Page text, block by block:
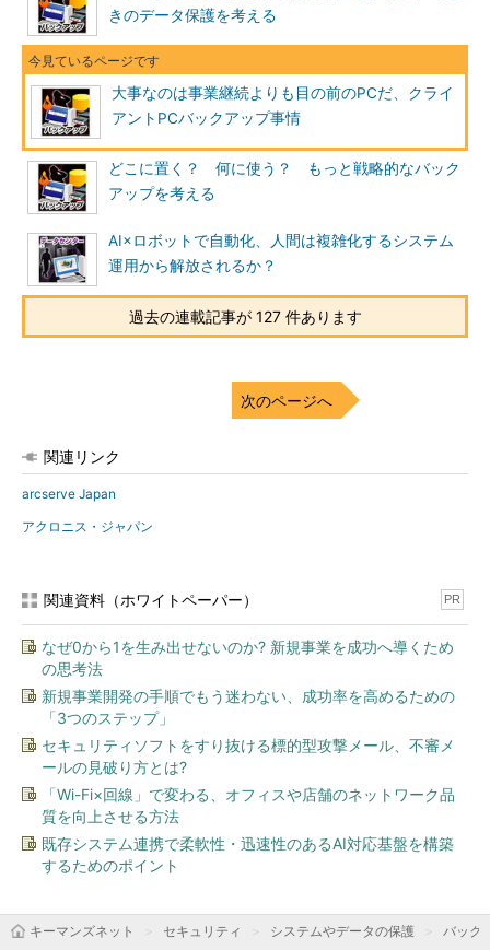
きのデータ保護を考える
大事なのは事業継続よりも目の前のPCだ、クライ
アントPCバックアップ事情
どこに置く？ 何に使う？ もっと戦略的なバック
アップを考える
AI×ロボットで自動化、人間は複雑化するシステム
運用から解放されるか？
過去の連載記事が 127 件あります
次のページへ
関連リンク
arcserve Japan
アクロニス・ジャパン
関連資料（ホワイトペーパー） PR
なぜ0から1を生み出せないのか? 新規事業を成功へ導くため
の思考法
新規事業開発の手順でもう迷わない、成功率を高めるための
「3つのステップ」
セキュリティソフトをすり抜ける標的型攻撃メール、不審メ
ールの見破り方とは?
「Wi-Fi×回線」で変わる、オフィスや店舗のネットワーク品
質を向上させる方法
既存システム連携で柔軟性・迅速性のあるAI対応基盤を構築
するためのポイント
キーマンズネット セキュリティ システムやデータの保護
バック